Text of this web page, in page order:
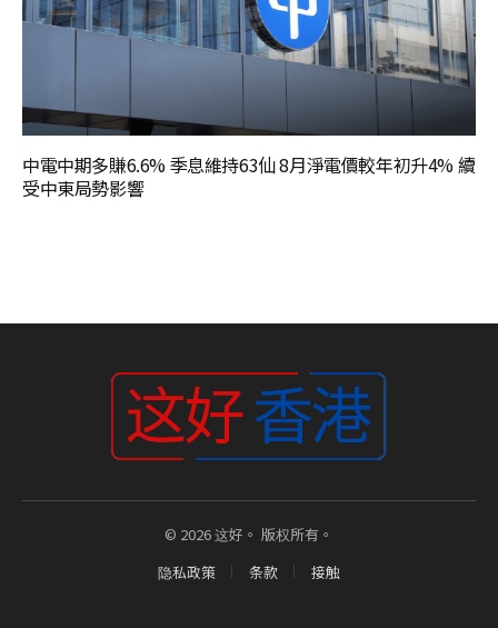
中電中期多賺6.6% 季息維持63仙 8月淨電價較年初升4% 續
受中東局勢影響
© 2026 这好。 版权所有。
隐私政策
条款 接触